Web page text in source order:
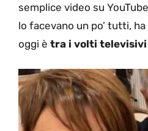
semplice video su
lo facevano un po’ tutti,
oggi è tra i volti televisivi